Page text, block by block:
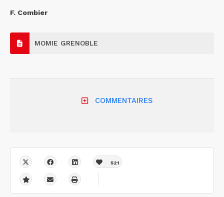
F. Combier
MOMIE GRENOBLE
COMMENTAIRES
521